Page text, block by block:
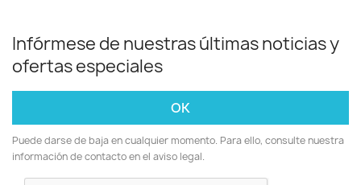
Infórmese de nuestras últimas noticias y
ofertas especiales
Puede darse de baja en cualquier momento. Para ello, consulte nuestra
información de contacto en el aviso legal.